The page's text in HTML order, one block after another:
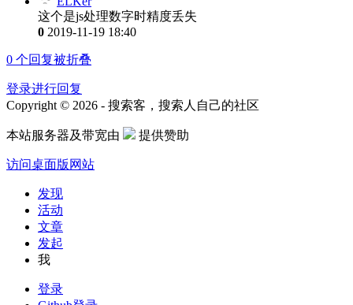
这个是js处理数字时精度丢失
0 2019-11-19 18:40
0 个回复被折叠
登录进行回复
Copyright © 2026 - 搜索客，搜索人自己的社区
本站服务器及带宽由 提供赞助
访问桌面版网站
发现
活动
文章
发起
我
登录